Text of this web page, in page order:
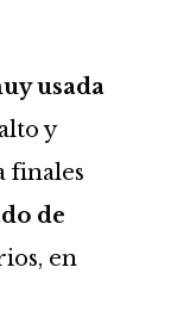
usada
y
finales
de
en